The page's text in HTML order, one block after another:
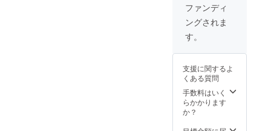
ファンディ
ングされま
す。
支援に関するよ
くある質問
手数料はいく
らかかります
か？